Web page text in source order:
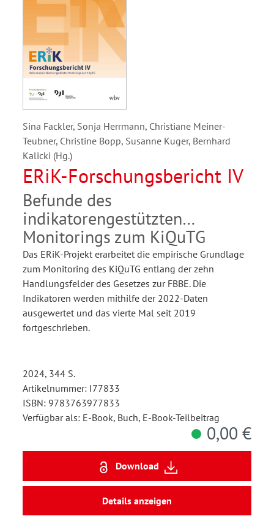
Sina Fackler, Sonja Herrmann, Christiane Meiner-
Teubner, Christine Bopp, Susanne Kuger, Bernhard
Kalicki (Hg.)
ERiK-Forschungsbericht IV
Befunde des
indikatorengestützten
Monitorings zum KiQuTG
Das ERiK-Projekt erarbeitet die empirische Grundlage
zum Monitoring des KiQuTG entlang der zehn
Handlungsfelder des Gesetzes zur FBBE. Die
Indikatoren werden mithilfe der 2022-Daten
ausgewertet und das vierte Mal seit 2019
fortgeschrieben.
2024, 344 S.
Artikelnummer: I77833
ISBN: 9783763977833
Verfügbar als: E-Book, Buch, E-Book-Teilbeitrag
0,00 €
Download
Details anzeigen